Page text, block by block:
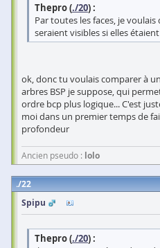
Thepro (./20) :
Par toutes les faces, je
seraient visibles si elles
ok, donc tu voulais comparer à
arbres BSP je suppose, qui
ordre bcp plus logique... C'est
moi dans un premier temps de
profondeur
Ancien pseudo : lolo
22
Spipu
Thepro (./20) :